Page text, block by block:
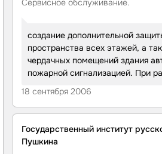
Сервисное обслуживание.
создание дополнительной
пространства всех этажей, а
чердачных помещений здания
пожарной сигнализацией. При
комплексный подход с учетом
систем, осуществляющих
защиту помещений. Этот факт
дополнительную надежность
системы в условиях
18 сентября 2006
Государственный институт
Пушкина